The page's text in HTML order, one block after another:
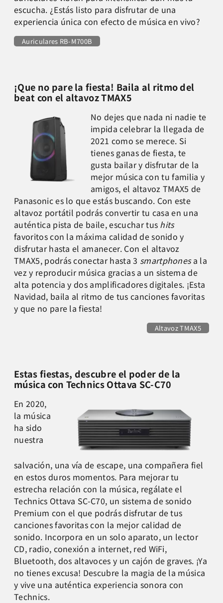
escucha. ¿Estás listo para disfrutar de una
experiencia única con efecto de música en vivo?
Auriculares RB-M700B
¡Que no pare la fiesta! Baila al ritmo del
beat con el altavoz TMAX5
No dejes que nada ni nadie te
impida celebrar la llegada de
2021 como se merece. Si
tienes ganas de fiesta, te
gusta bailar y disfrutar de la
mejor música con tu familia y
amigos, el altavoz TMAX5 de
Panasonic es lo que estás buscando. Con este
altavoz portátil podrás convertir tu casa en una
auténtica pista de baile, escuchar tus hits
favoritos con la máxima calidad de sonido y
disfrutar hasta el amanecer. Con el altavoz
TMAX5, podrás conectar hasta 3 smartphonesa la
vez y reproducir música gracias a un sistema de
alta potencia y dos amplificadores digitales. ¡Esta
Navidad, baila al ritmo de tus canciones favoritas
y que no pare la fiesta!
Altavoz TMAX5
Estas fiestas, descubre el poder de la
música con Technics Ottava SC-C70
En 2020,
la música
ha sido
nuestra
salvación, una vía de escape, una compañera fiel
en estos duros momentos. Para mejorar tu
estrecha relación con la música, regálate el
Technics Ottava SC-C70, un sistema de sonido
Premium con el que podrás disfrutar de tus
canciones favoritas con la mejor calidad de
sonido. Incorpora en un solo aparato, un lector
CD, radio, conexión a internet, red WiFi,
Bluetooth, dos altavoces y un cajón de graves. ¡Ya
no tienes excusa! Descubre la magia de la música
y vive una auténtica experiencia sonora con
Technics.